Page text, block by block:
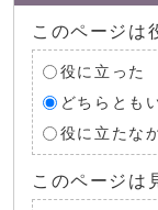
このページは
役に立った
どちらとも
役に立たな
このページは